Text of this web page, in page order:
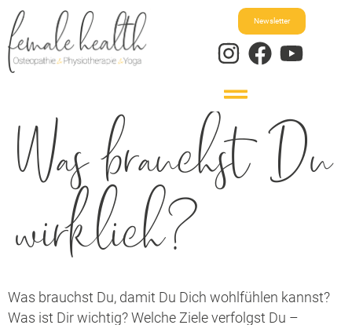
Newsletter
Was brauchst Du
wirklich?
Was brauchst Du, damit Du Dich wohlfühlen kannst?
Was ist Dir wichtig? Welche Ziele verfolgst Du –